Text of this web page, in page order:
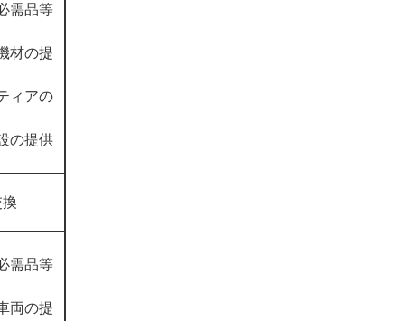
需品等
材の提
ィアの
の提供
需品等
両の提